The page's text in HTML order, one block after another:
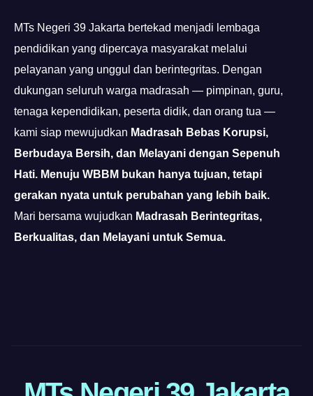
MTs Negeri 39 Jakarta bertekad menjadi lembaga
pendidikan yang dipercaya masyarakat melalui
pelayanan yang unggul dan berintegritas. Dengan
dukungan seluruh warga madrasah — pimpinan, guru,
tenaga kependidikan, peserta didik, dan orang tua —
kami siap mewujudkan Madrasah Bebas Korupsi,
Berbudaya Bersih, dan Melayani dengan Sepenuh
Hati. Menuju WBBM bukan hanya tujuan, tetapi
gerakan nyata untuk perubahan yang lebih baik.
Mari bersama wujudkan Madrasah Berintegritas,
Berkualitas, dan Melayani untuk Semua.